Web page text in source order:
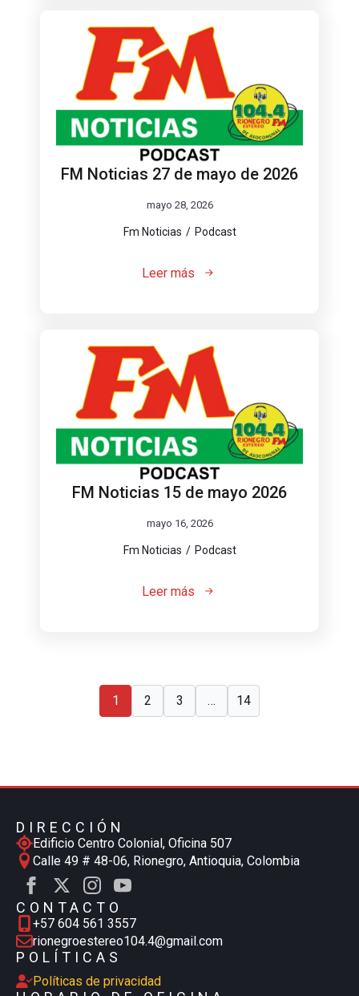
FM Noticias 27 de mayo de 2026
mayo 28, 2026
Fm Noticias Podcast
Leer más
FM Noticias 15 de mayo 2026
mayo 16, 2026
Fm Noticias Podcast
Leer más
1 2 3 … 14
DIRECCIÓN
Edificio Centro Colonial, Oficina 507
Calle 49 # 48-06, Rionegro, Antioquia, Colombia
CONTACTO
+57 604 561 3557
rionegroestereo104.4@gmail.com
POLÍTICAS
Políticas de privacidad